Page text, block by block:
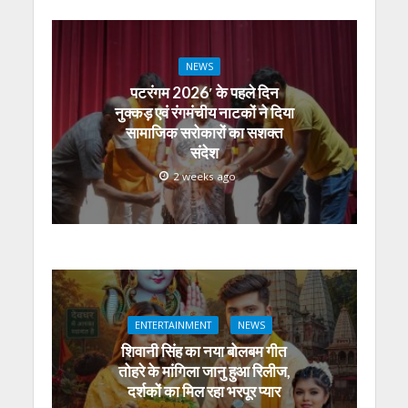
NEWS
पटरंगम 2026′ के पहले दिन
नुक्कड़ एवं रंगमंचीय नाटकों ने दिया
सामाजिक सरोकारों का सशक्त
संदेश
2 weeks ago
ENTERTAINMENT NEWS
शिवानी सिंह का नया बोलबम गीत
तोहरे के मांगिला जानु हुआ रिलीज,
दर्शकों का मिल रहा भरपूर प्यार